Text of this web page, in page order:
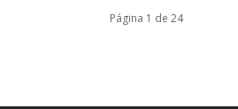
Página 1 de 24